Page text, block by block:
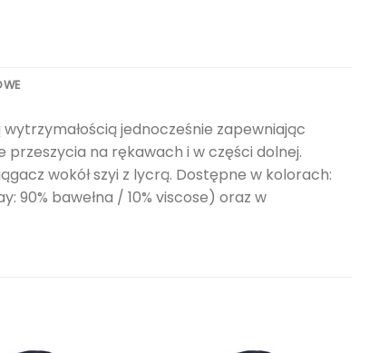
wytrzymałością jednocześnie zapewniając
na rękawach i w części dolnej.
wokół szyi z lycrą. Dostępne w kolorach:
90% bawełna / 10% viscose) oraz w